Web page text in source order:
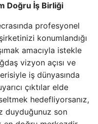
Doğru İş Birliği
profesyonel
konumlandığı
amacıyla istekle
vizyon açısı ve
iş dünyasında
çıktılar elde
hedefliyorsanız,
duyduğunuz son